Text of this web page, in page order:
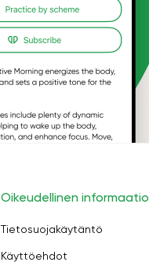
Oikeudellinen informaatio
Tietosuojakäytäntö
Käyttöehdot